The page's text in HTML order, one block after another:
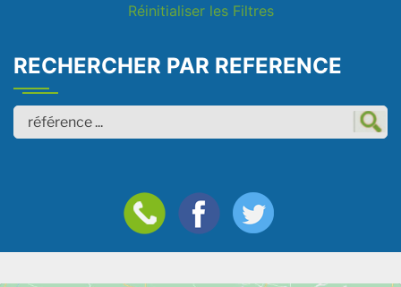
Réinitialiser les Filtres
RECHERCHER PAR REFERENCE